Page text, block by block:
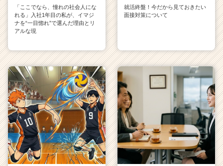
「ここでなら、憧れの社会人にな
れる」入社1年目の私が、イマジ
ナを“一目惚れ”で選んだ理由とリ
アルな現
就活終盤！今だから見ておきたい
面接対策について